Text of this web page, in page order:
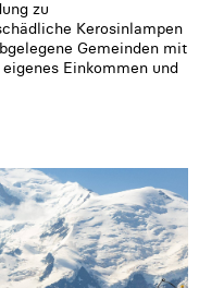
zu
Kerosinlampen
Gemeinden mit
Einkommen und